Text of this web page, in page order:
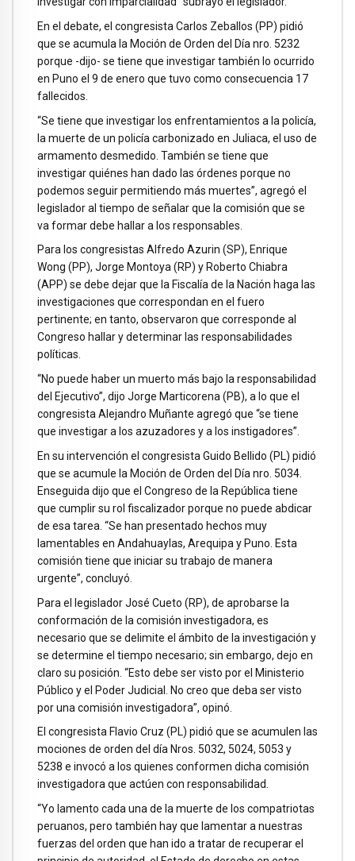
En el debate, el congresista Carlos Zeballos (PP) pidió
que se acumula la Moción de Orden del Día nro. 5232
porque -dijo- se tiene que investigar también lo ocurrido
en Puno el 9 de enero que tuvo como consecuencia 17
fallecidos.
“Se tiene que investigar los enfrentamientos a la policía,
la muerte de un policía carbonizado en Juliaca, el uso de
armamento desmedido. También se tiene que
investigar quiénes han dado las órdenes porque no
podemos seguir permitiendo más muertes”, agregó el
legislador al tiempo de señalar que la comisión que se
va formar debe hallar a los responsables.
Para los congresistas Alfredo Azurin (SP), Enrique
Wong (PP), Jorge Montoya (RP) y Roberto Chiabra
(APP) se debe dejar que la Fiscalía de la Nación haga las
investigaciones que correspondan en el fuero
pertinente; en tanto, observaron que corresponde al
Congreso hallar y determinar las responsabilidades
políticas.
“No puede haber un muerto más bajo la responsabilidad
del Ejecutivo”, dijo Jorge Marticorena (PB), a lo que el
congresista Alejandro Muñante agregó que “se tiene
que investigar a los azuzadores y a los instigadores”.
En su intervención el congresista Guido Bellido (PL) pidió
que se acumule la Moción de Orden del Día nro. 5034.
Enseguida dijo que el Congreso de la República tiene
que cumplir su rol fiscalizador porque no puede abdicar
de esa tarea. “Se han presentado hechos muy
lamentables en Andahuaylas, Arequipa y Puno. Esta
comisión tiene que iniciar su trabajo de manera
urgente”, concluyó.
Para el legislador José Cueto (RP), de aprobarse la
conformación de la comisión investigadora, es
necesario que se delimite el ámbito de la investigación y
se determine el tiempo necesario; sin embargo, dejo en
claro su posición. “Esto debe ser visto por el Ministerio
Público y el Poder Judicial. No creo que deba ser visto
por una comisión investigadora”, opinó.
El congresista Flavio Cruz (PL) pidió que se acumulen las
mociones de orden del día Nros. 5032, 5024, 5053 y
5238 e invocó a los quienes conformen dicha comisión
investigadora que actúen con responsabilidad.
“Yo lamento cada una de la muerte de los compatriotas
peruanos, pero también hay que lamentar a nuestras
fuerzas del orden que han ido a tratar de recuperar el